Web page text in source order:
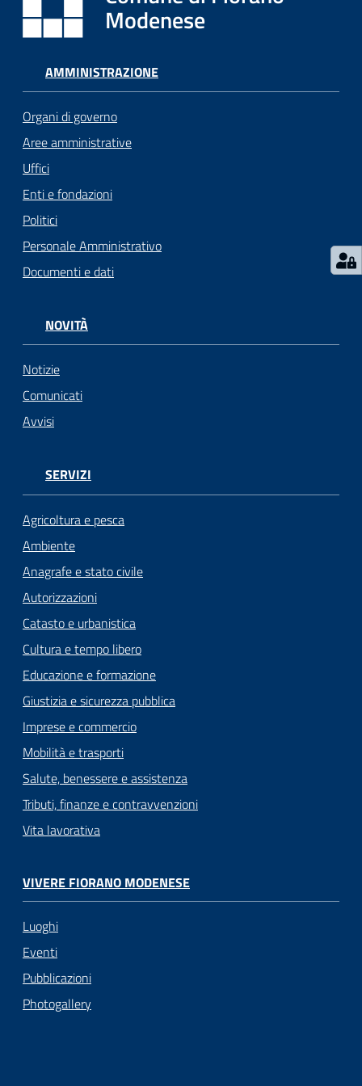
o
r
T
u
s
m
Tutti
argomenti...
Seguici
su
Modenese
AMMINISTRAZIONE
Organi di governo
Aree amministrative
Uffici
Enti e fondazioni
Politici
Personale Amministrativo
Documenti e dati
NOVITÀ
Notizie
Comunicati
Avvisi
SERVIZI
Agricoltura e pesca
Ambiente
Anagrafe e stato civile
Autorizzazioni
Catasto e urbanistica
Cultura e tempo libero
Educazione e formazione
Giustizia e sicurezza pubblica
Imprese e commercio
Mobilità e trasporti
Salute, benessere e assistenza
Tributi, finanze e contravvenzioni
Vita lavorativa
VIVERE FIORANO MODENESE
Luoghi
Eventi
Pubblicazioni
Photogallery